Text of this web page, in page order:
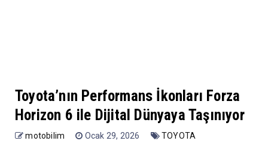
Toyota’nın Performans İkonları Forza
Horizon 6 ile Dijital Dünyaya Taşınıyor
motobilim Ocak 29, 2026 TOYOTA